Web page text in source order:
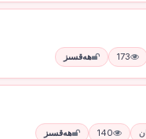
173 ھەقسىز
140 ھەقسىز